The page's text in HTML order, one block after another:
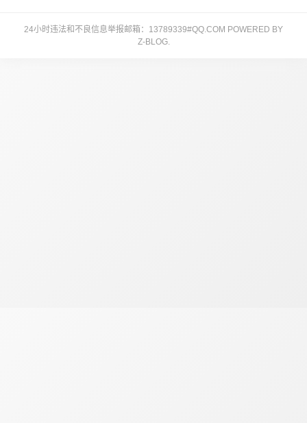
24小时违法和不良信息举报邮箱：13789339#QQ.COM POWERED BY
Z-BLOG.